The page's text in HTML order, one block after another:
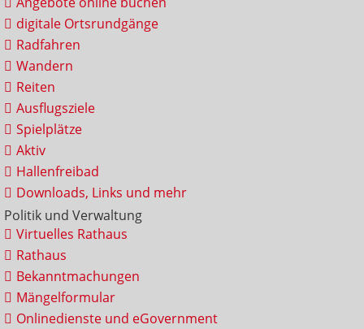
digitale Ortsrundgänge
Radfahren
Wandern
Reiten
Ausflugsziele
Spielplätze
Aktiv
Hallenfreibad
Downloads, Links und mehr
Politik und Verwaltung
Virtuelles Rathaus
Rathaus
Bekanntmachungen
Mängelformular
Onlinedienste und eGovernment